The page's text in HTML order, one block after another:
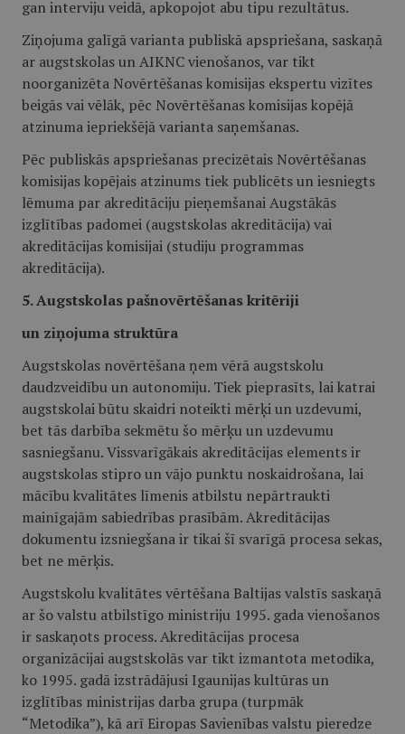
gan interviju veidā, apkopojot abu tipu rezultātus.
Ziņojuma galīgā varianta publiskā apspriešana, saskaņā
ar augstskolas un AIKNC vienošanos, var tikt
noorganizēta Novērtēšanas komisijas ekspertu vizītes
beigās vai vēlāk, pēc Novērtēšanas komisijas kopējā
atzinuma iepriekšējā varianta saņemšanas.
Pēc publiskās apspriešanas precizētais Novērtēšanas
komisijas kopējais atzinums tiek publicēts un iesniegts
lēmuma par akreditāciju pieņemšanai Augstākās
izglītības padomei (augstskolas akreditācija) vai
akreditācijas komisijai (studiju programmas
akreditācija).
5. Augstskolas pašnovērtēšanas kritēriji
un ziņojuma struktūra
Augstskolas novērtēšana ņem vērā augstskolu
daudzveidību un autonomiju. Tiek pieprasīts, lai katrai
augstskolai būtu skaidri noteikti mērķi un uzdevumi,
bet tās darbība sekmētu šo mērķu un uzdevumu
sasniegšanu. Vissvarīgākais akreditācijas elements ir
augstskolas stipro un vājo punktu noskaidrošana, lai
mācību kvalitātes līmenis atbilstu nepārtraukti
mainīgajām sabiedrības prasībām. Akreditācijas
dokumentu izsniegšana ir tikai šī svarīgā procesa sekas,
bet ne mērķis.
Augstskolu kvalitātes vērtēšana Baltijas valstīs saskaņā
ar šo valstu atbilstīgo ministriju 1995. gada vienošanos
ir saskaņots process. Akreditācijas procesa
organizācijai augstskolās var tikt izmantota metodika,
ko 1995. gadā izstrādājusi Igaunijas kultūras un
izglītības ministrijas darba grupa (turpmāk
“Metodika”), kā arī Eiropas Savienības valstu pieredze